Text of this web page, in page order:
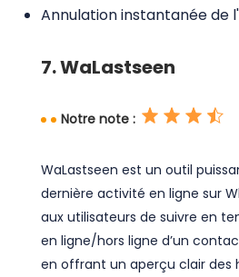
Annulation instantanée de
7. WaLastseen
Notre note :
WaLastseen est un outil
dernière activité en ligne sur
aux utilisateurs de suivre en
en ligne/hors ligne d’un
en offrant un aperçu clair des